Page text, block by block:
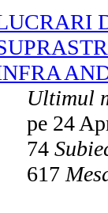
Ultimul
pe 24
74
617